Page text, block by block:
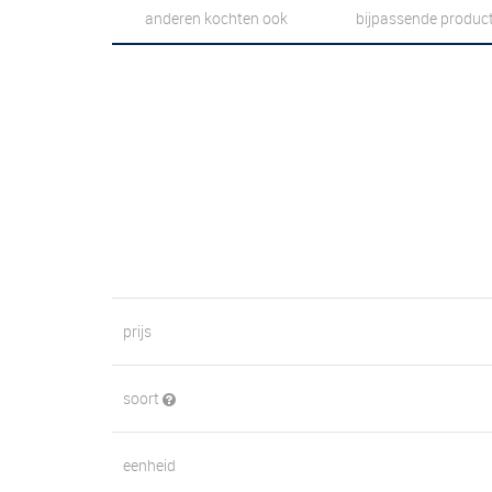
anderen kochten ook bijpassende
prijs
soort
eenheid